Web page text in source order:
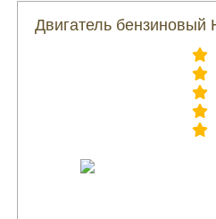
Двигатель бензиновый